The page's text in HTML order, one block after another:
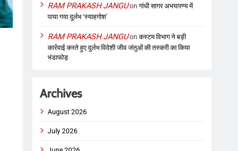
RAM PRAKASH JANGUonगांधी सागर अभयारण्य में
पाया गया दुर्लभ ‘स्याहगोश’
RAM PRAKASH JANGUonकस्टम विभाग ने बड़ी
कार्रवाई करते हुए दुर्लभ विदेशी जीव जंतुओं की तस्करी का किया
भंडाफोड़
Archives
August 2026
July 2026